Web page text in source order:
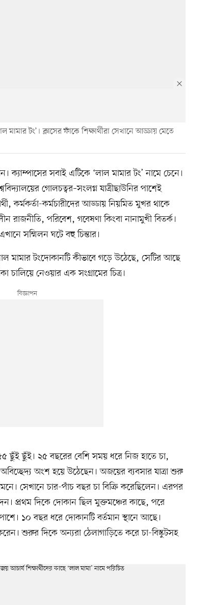
মামার টং’। ক্লাসের ফাঁকে শিক্ষার্থীরা সেখানে আড্ডায় মেতে
ক্যাম্পাসের সবাই এটিকে ‘লাল মামার টং’ নামে চেনে।
গোলচত্বর–সংলগ্ন যাত্রীছাউনির পাশেই
কর্মকর্তা-কর্মচারীদের আড্ডায় নিয়মিত মুখর থাকে
পরিবেশ, গবেষণা কিংবা নানামুখী বিতর্ক।
সম্মিলন ঘটে বহু চিন্তার।
মামার টংদোকানটি কীভাবে গড়ে উঠেছে, সেটির আছে
চালিয়ে নেওয়ার এক সংগ্রামের চিত্র।
ছুঁই ছুঁই। ২৫ বছরের বেশি সময় ধরে নিজ হাতে চা,
অবিচ্ছেদ্য অংশ হয়ে উঠেছেন। অজয়ের ব্যবসার যাত্রা শুরু
সেখানে চার-পাঁচ বছর চা বিক্রি করেছিলেন। এরপর
প্রথম দিকে দোকান ছিল মুক্তমঞ্চের কাছে, পরে
পাশে। ১০ বছর ধরে দোকানটি বর্তমান স্থানে আছে।
শুরুর দিকে অন্যরা ঠেলাগাড়িতে করে চা-বিস্কুটসহ